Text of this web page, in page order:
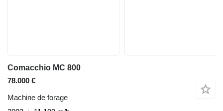
Comacchio MC 800
78.000 €
Machine de forage